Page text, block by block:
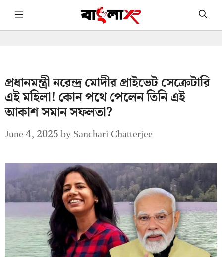
Skip Menu
প্রধানমন্ত্রী নরেন্দ্র মোদীর প্রাইভেট সেক্রেটারি
এই মহিলা! কোন পথে পেলেন তিনি এই
আকাশ সমান সফলতা?
June 4, 2025bySanchari Chatterjee